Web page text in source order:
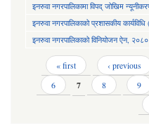
इनरुवा नगरपालिकामा विपद् जोखिम
इनरुवा नगरपालिकाको प्रशासकीय
इनरुवा नगरपालिकाको विनियोजन ऐन, २०८०
Pages « first ‹ previous
6
7 8 9